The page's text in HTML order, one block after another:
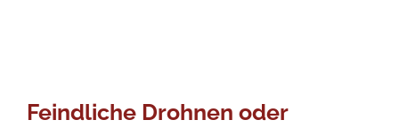
Feindliche Drohnen oder